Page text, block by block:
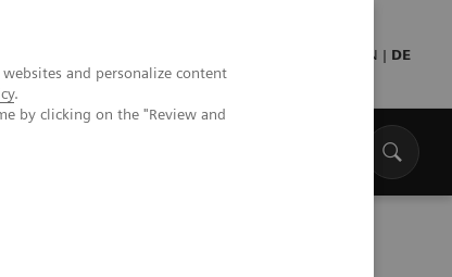
and personalize content
.
by clicking on the "Review and
EN | DE
Eingriff am Herzen durch